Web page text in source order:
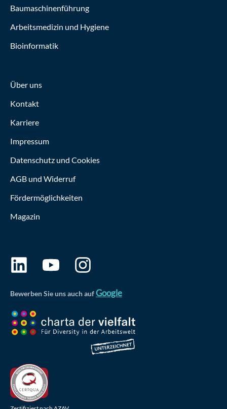
Baumaschinenführung
Arbeitsmedizin und Hygiene
Bioinformatik
Über uns
Kontakt
Karriere
Impressum
Datenschutz und Cookies
AGB und Widerruf
Fördermöglichkeiten
Magazin
Bewerben Sie uns auch aufGoogle